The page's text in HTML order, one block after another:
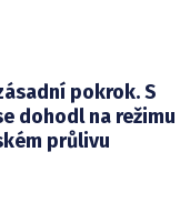
pokrok. S
dohodl na režimu
průlivu